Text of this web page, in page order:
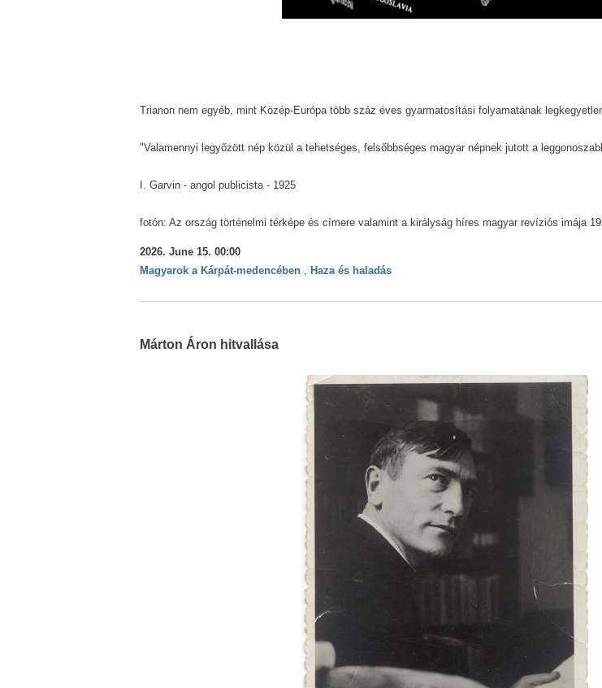
Trianon nem egyéb, mint Közép-Európa több száz éves gyarmatosítási folyamatának
"Valamennyi legyőzött nép közül a tehetséges, felsőbbséges magyar népnek jutott a
I. Garvin - angol publicista - 1925
fotón: Az ország történelmi térképe és címere valamint a királyság híres magyar revíziós imája
2026. June 15. 00:00
Magyarok a Kárpát-medencében
Haza és haladás
Márton Áron hitvallása